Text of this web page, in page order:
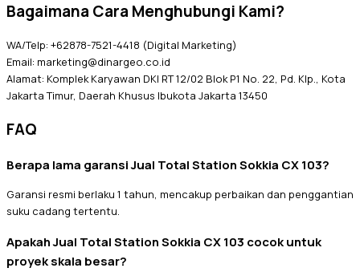
Bagaimana Cara Menghubungi Kami?
WA/Telp: +62878-7521-4418 (Digital Marketing)
Email: marketing@dinargeo.co.id
Alamat: Komplek Karyawan DKI RT 12/02 Blok P1 No. 22, Pd. Klp., Kota
Jakarta Timur, Daerah Khusus Ibukota Jakarta 13450
FAQ
Berapa lama garansi Jual Total Station Sokkia CX 103?
Garansi resmi berlaku 1 tahun, mencakup perbaikan dan penggantian
suku cadang tertentu.
Apakah Jual Total Station Sokkia CX 103 cocok untuk
proyek skala besar?